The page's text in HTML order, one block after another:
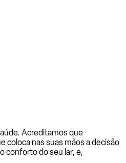
Acreditamos que
coloca nas suas mãos a decisão
conforto do seu lar, e,